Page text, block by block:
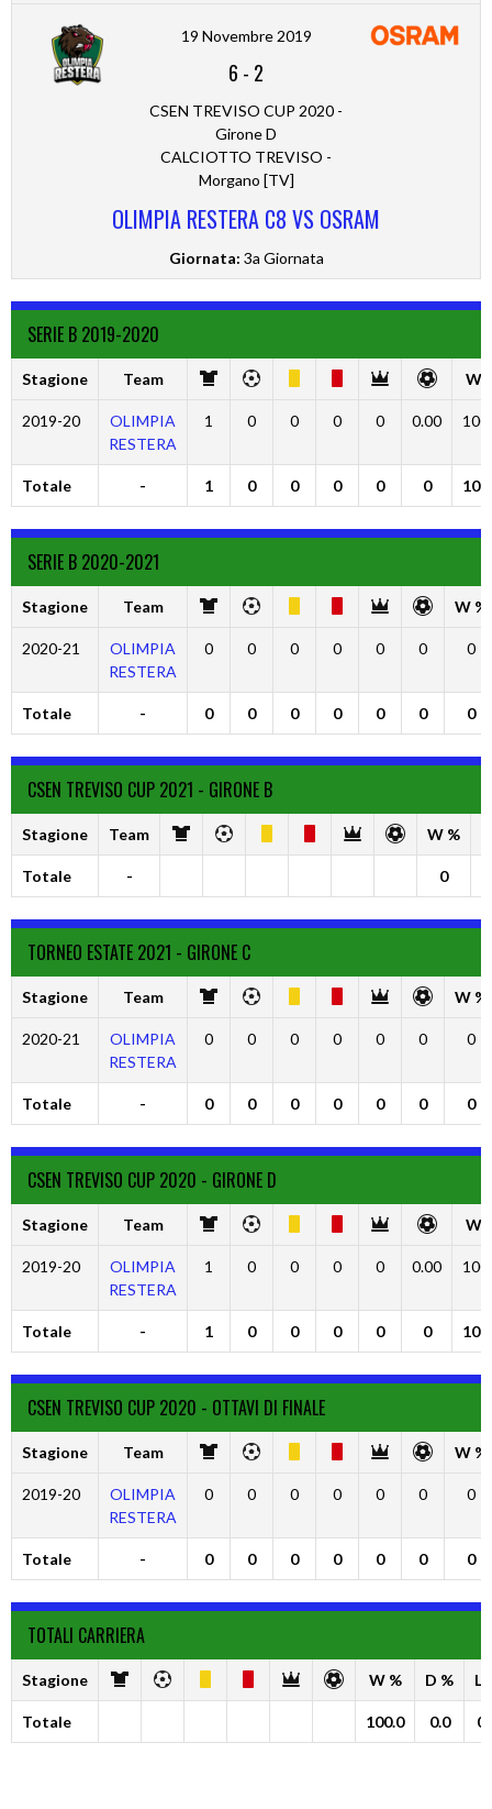
19 Novembre 2019
6 - 2
CSEN TREVISO CUP 2020 -
Girone D
CALCIOTTO TREVISO -
Morgano [TV]
OLIMPIA RESTERA C8 VS OSRAM
Giornata: 3a Giornata
SERIE B 2019-2020
Stagione Team W
2019-20
OLIMPIA
RESTERA
1 0 0 0 0 0.00
Totale - 1 0 0 0 0 0
SERIE B 2020-2021
Stagione Team W %
2020-21
OLIMPIA
RESTERA
0 0 0 0 0 0 0
Totale - 0 0 0 0 0 0 0
CSEN TREVISO CUP 2021 - GIRONE B
Stagione Team W %
Totale - 0
TORNEO ESTATE 2021 - GIRONE C
Stagione Team W %
2020-21
OLIMPIA
RESTERA
0 0 0 0 0 0 0
Totale - 0 0 0 0 0 0 0
CSEN TREVISO CUP 2020 - GIRONE D
Stagione Team W
2019-20
OLIMPIA
RESTERA
1 0 0 0 0 0.00
Totale - 1 0 0 0 0 0
CSEN TREVISO CUP 2020 - OTTAVI DI FINALE
Stagione Team W %
2019-20
OLIMPIA
RESTERA
0 0 0 0 0 0 0
Totale - 0 0 0 0 0 0 0
TOTALI CARRIERA
Stagione W % D % L
Totale 100.0 0.0